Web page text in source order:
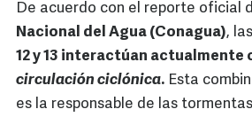
De acuerdo con el reporte oficial
Nacional del Agua (Conagua), las
12 y 13 interactúan actualmente
circulación ciclónica. Esta
es la responsable de las